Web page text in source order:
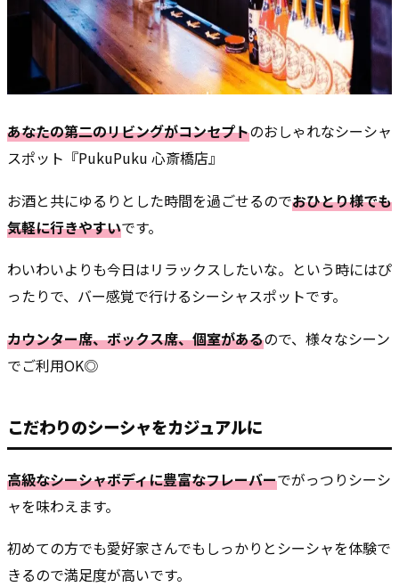
あなたの第二のリビングがコンセプトのおしゃれなシーシャ
スポット『PukuPuku 心斎橋店』
お酒と共にゆるりとした時間を過ごせるのでおひとり様でも
気軽に行きやすいです。
わいわいよりも今日はリラックスしたいな。という時にはぴ
ったりで、バー感覚で行けるシーシャスポットです。
カウンター席、ボックス席、個室があるので、様々なシーン
でご利用OK◎
こだわりのシーシャをカジュアルに
高級なシーシャボディに豊富なフレーバーでがっつりシーシ
ャを味わえます。
初めての方でも愛好家さんでもしっかりとシーシャを体験で
きるので満足度が高いです。